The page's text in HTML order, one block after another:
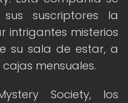
suscriptores la
intrigantes misterios
su sala de estar, a
mensuales.
Society, los